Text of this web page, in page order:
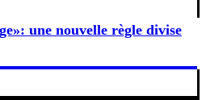
une nouvelle règle divise